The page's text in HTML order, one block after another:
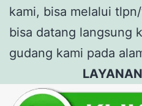
kami, bisa melalui
bisa datang langsung
gudang kami pada